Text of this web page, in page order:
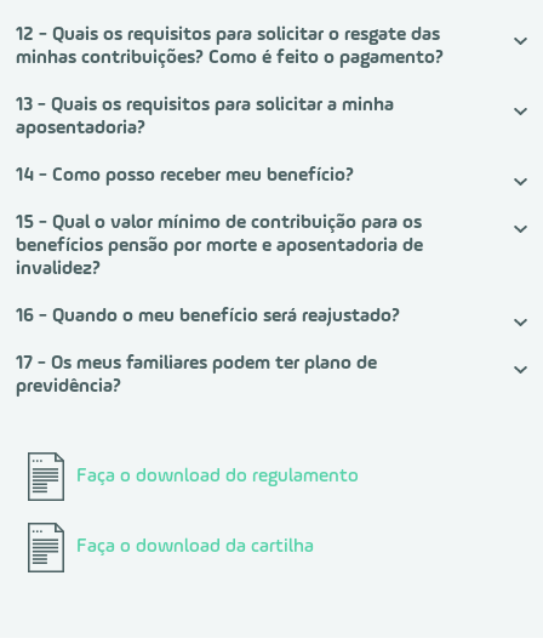
12 - Quais os requisitos para solicitar o resgate das
minhas contribuições? Como é feito o pagamento?
13 - Quais os requisitos para solicitar a minha
aposentadoria?
14 - Como posso receber meu benefício?
15 - Qual o valor mínimo de contribuição para os
benefícios pensão por morte e aposentadoria de
invalidez?
16 - Quando o meu benefício será reajustado?
17 - Os meus familiares podem ter plano de
previdência?
Faça o download do regulamento
Faça o download da cartilha